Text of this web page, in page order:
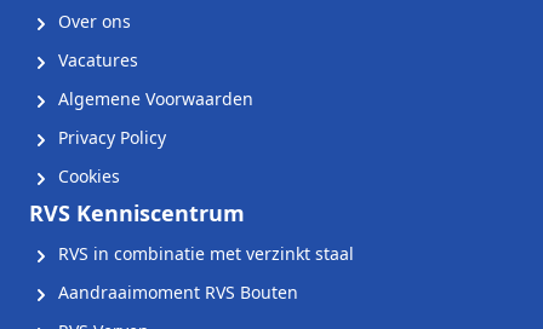
Over ons
Vacatures
Algemene Voorwaarden
Privacy Policy
Cookies
RVS Kenniscentrum
RVS in combinatie met verzinkt staal
Aandraaimoment RVS Bouten